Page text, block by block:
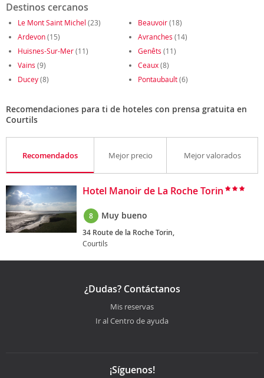
Destinos cercanos
Le Mont Saint Michel (23) Beauvoir(18)
Ardevon(15) Avranches (14)
Huisnes-Sur-Mer(11) Genêts (11)
Vains (9) Ceaux(8)
Ducey(8) Pontaubault(6)
Recomendaciones para ti de hoteles con prensa gratuita en
Courtils
Recomendados Mejor precio Mejor valorados
Hotel Manoir de La Roche Torin
8 Muy bueno
34 Route de la Roche Torin,
Courtils
¿Dudas? Contáctanos
Mis reservas
Ir al Centro de ayuda
¡Síguenos!